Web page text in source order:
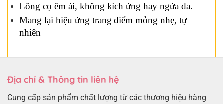
Lông cọ êm ái, không kích ứng hay ngứa da.
Mang lại hiệu ứng trang điểm mỏng nhẹ, tự
nhiên
Địa chỉ & Thông tin liên hệ
Cung cấp sản phẩm chất lượng từ các thương hiệu hàng